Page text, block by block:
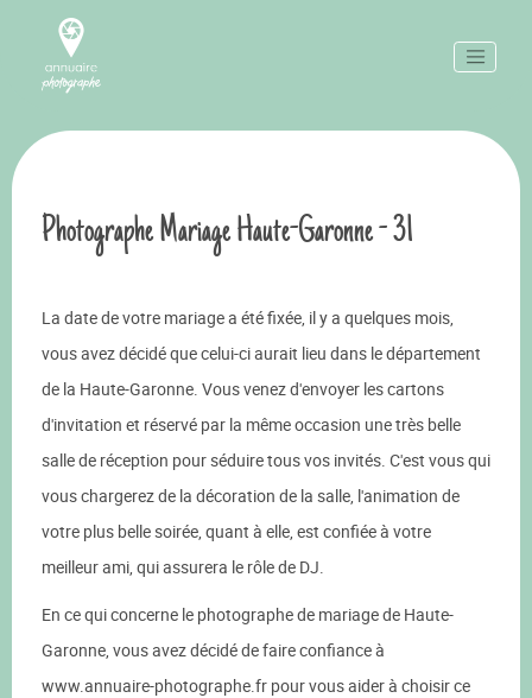
Photographe Mariage Haute-Garonne - 31
La date de votre mariage a été fixée, il y a quelques mois,
vous avez décidé que celui-ci aurait lieu dans le département
de la Haute-Garonne. Vous venez d'envoyer les cartons
d'invitation et réservé par la même occasion une très belle
salle de réception pour séduire tous vos invités. C'est vous qui
vous chargerez de la décoration de la salle, l'animation de
votre plus belle soirée, quant à elle, est confiée à votre
meilleur ami, qui assurera le rôle de DJ.
En ce qui concerne le photographe de mariage de Haute-
Garonne, vous avez décidé de faire confiance à
www.annuaire-photographe.fr pour vous aider à choisir ce